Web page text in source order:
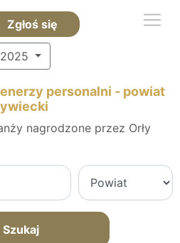
Zgłoś się
2025
personalni - powiat
nagrodzone przez Orły
Szukaj